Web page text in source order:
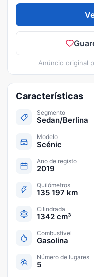
Anúncio original
Características
Segmento
Sedan/Berlina
Modelo
Scénic
Ano de registo
2019
Quilómetros
135 197 km
Cilindrada
1342 cm³
Combustível
Gasolina
Número de lugares
5